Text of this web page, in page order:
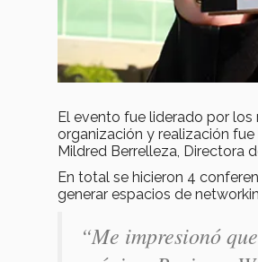
El evento fue liderado por
organización y realización
Mildred Berrelleza, Directora
En total se hicieron 4
generar espacios de
“Me impresionó